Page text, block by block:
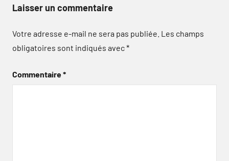
Laisser un commentaire
Votre adresse e-mail ne sera pas publiée. Les champs
obligatoires sont indiqués avec*
Commentaire*